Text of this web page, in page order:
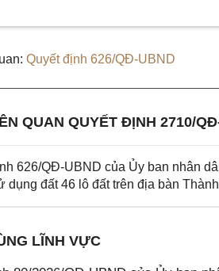
Quyết định 626/QĐ-UBND
QUAN QUYẾT ĐỊNH 2710/
626/QĐ-UBND của Ủy ban nhân
dụng đất 46 lô đất trên địa bàn
LĨNH VỰC